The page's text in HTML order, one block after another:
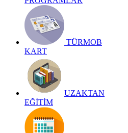
TÜRMOB
KART
UZAKTAN
EĞİTİM